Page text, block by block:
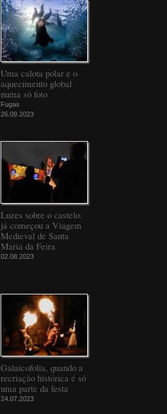
Uma calota polar e o
aquecimento global
numa só foto
Fugas
26.09.2023
Luzes sobre o castelo:
já começou a Viagem
Medieval de Santa
Maria da Feira
02.08.2023
Galaicofolia, quando a
recriação histórica é só
uma parte da festa
24.07.2023